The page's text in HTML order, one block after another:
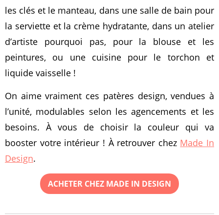
les clés et le manteau, dans une salle de bain pour
la serviette et la crème hydratante, dans un atelier
d’artiste pourquoi pas, pour la blouse et les
peintures, ou une cuisine pour le torchon et
liquide vaisselle !
On aime vraiment ces patères design, vendues à
l’unité, modulables selon les agencements et les
besoins. À vous de choisir la couleur qui va
booster votre intérieur ! À retrouver chez Made In
Design.
ACHETER CHEZ MADE IN DESIGN